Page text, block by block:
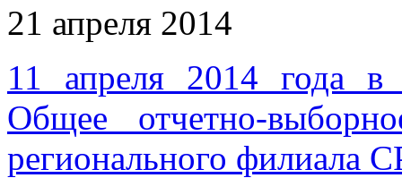
21 апреля 2014
11 апреля 2014 года в
Общее отчетно-
регионального